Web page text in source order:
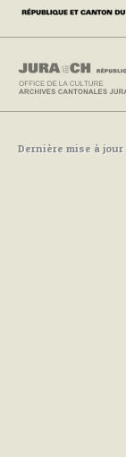
Dernière mise à